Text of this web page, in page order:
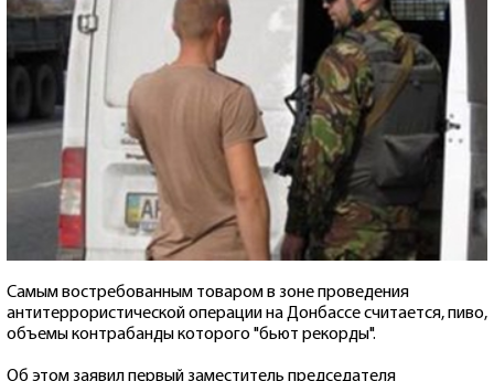
Самым востребованным товаром в зоне проведения
антитеррористической операции на Донбассе считается, пиво,
объемы контрабанды которого "бьют рекорды".
Об этом заявил первый заместитель председателя